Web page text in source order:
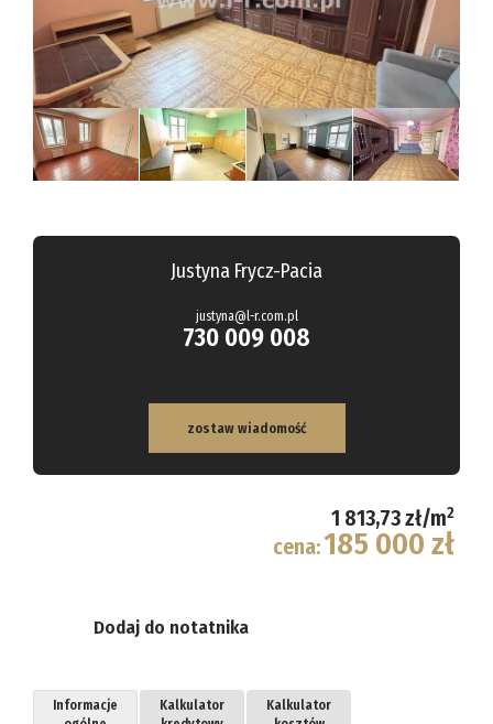
Hale
Obiekty
Notatnik
Justyna Frycz-Pacia
justyna@l-r.com.pl
730 009 008
zostaw wiadomość
1 813,73 zł/m2
cena:185 000 zł
Dodaj do notatnika
Informacje
Kalkulator
Kalkulator